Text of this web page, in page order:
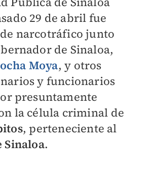
29 de abril fue
narcotráfico junto
de Sinaloa,
Moya, y otros
y funcionarios
presuntamente
la célula criminal de
, perteneciente al
Sinaloa.